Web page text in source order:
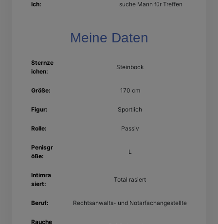
Ich: suche Mann für Treffen
Meine Daten
Sternze
ichen:
Steinbock
Größe: 170 cm
Figur: Sportlich
Rolle: Passiv
Penisgr
öße:
L
Intimra
siert:
Total rasiert
Beruf: Rechtsanwalts- und Notarfachangestellte
Rauche